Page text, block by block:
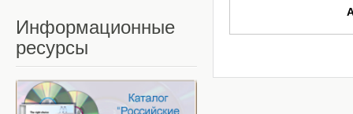
Информационные
ресурсы